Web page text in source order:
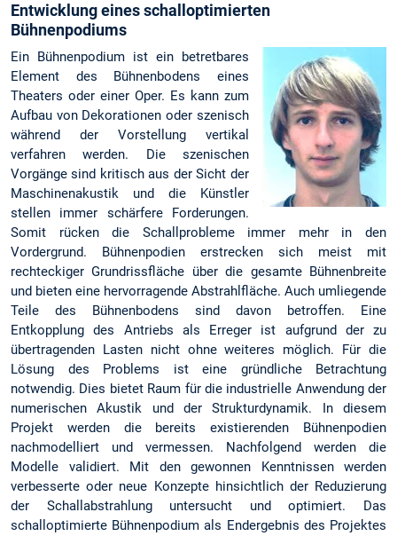
Entwicklung eines schalloptimierten
Bühnenpodiums
Ein Bühnenpodium ist ein betretbares
Element des Bühnenbodens eines
Theaters oder einer Oper. Es kann zum
Aufbau von Dekorationen oder szenisch
während der Vorstellung vertikal
verfahren werden. Die szenischen
Vorgänge sind kritisch aus der Sicht der
Maschinenakustik und die Künstler
stellen immer schärfere Forderungen.
Somit rücken die Schallprobleme immer mehr in den
Vordergrund. Bühnenpodien erstrecken sich meist mit
rechteckiger Grundrissfläche über die gesamte Bühnenbreite
und bieten eine hervorragende Abstrahlfläche. Auch umliegende
Teile des Bühnenbodens sind davon betroffen. Eine
Entkopplung des Antriebs als Erreger ist aufgrund der zu
übertragenden Lasten nicht ohne weiteres möglich. Für die
Lösung des Problems ist eine gründliche Betrachtung
notwendig. Dies bietet Raum für die industrielle Anwendung der
numerischen Akustik und der Strukturdynamik. In diesem
Projekt werden die bereits existierenden Bühnenpodien
nachmodelliert und vermessen. Nachfolgend werden die
Modelle validiert. Mit den gewonnen Kenntnissen werden
verbesserte oder neue Konzepte hinsichtlich der Reduzierung
der Schallabstrahlung untersucht und optimiert. Das
schalloptimierte Bühnenpodium als Endergebnis des Projektes